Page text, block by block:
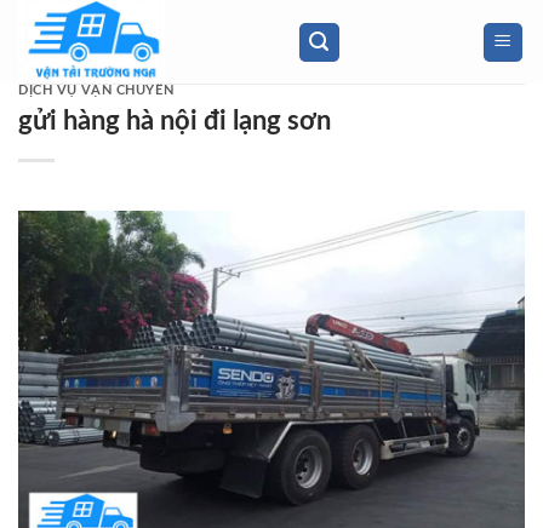
content
DỊCH VỤ VẬN CHUYỂN
gửi hàng hà nội đi lạng sơn